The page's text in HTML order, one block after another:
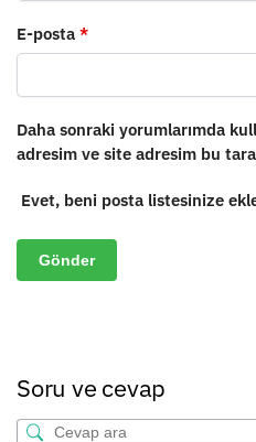
E-posta *
Daha sonraki yorumlarımda
adresim ve site adresim bu
Evet, beni posta listesinize
Soru ve cevap